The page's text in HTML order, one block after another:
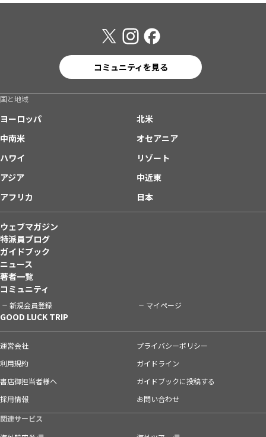
コミュニティを見る
国と地域
ヨーロッパ
北米
中南米
オセアニア
ハワイ
リゾート
アジア
中近東
アフリカ
日本
ウェブマガジン
特派員ブログ
ガイドブック
ニュース
著者一覧
コミュニティ
新規会員登録 マイページ
GOOD LUCK TRIP
運営会社
プライバシーポリシー
利用規約
ガイドライン
書店御担当者様へ
ガイドブックに投稿する
採用情報
お問い合わせ
関連サービス